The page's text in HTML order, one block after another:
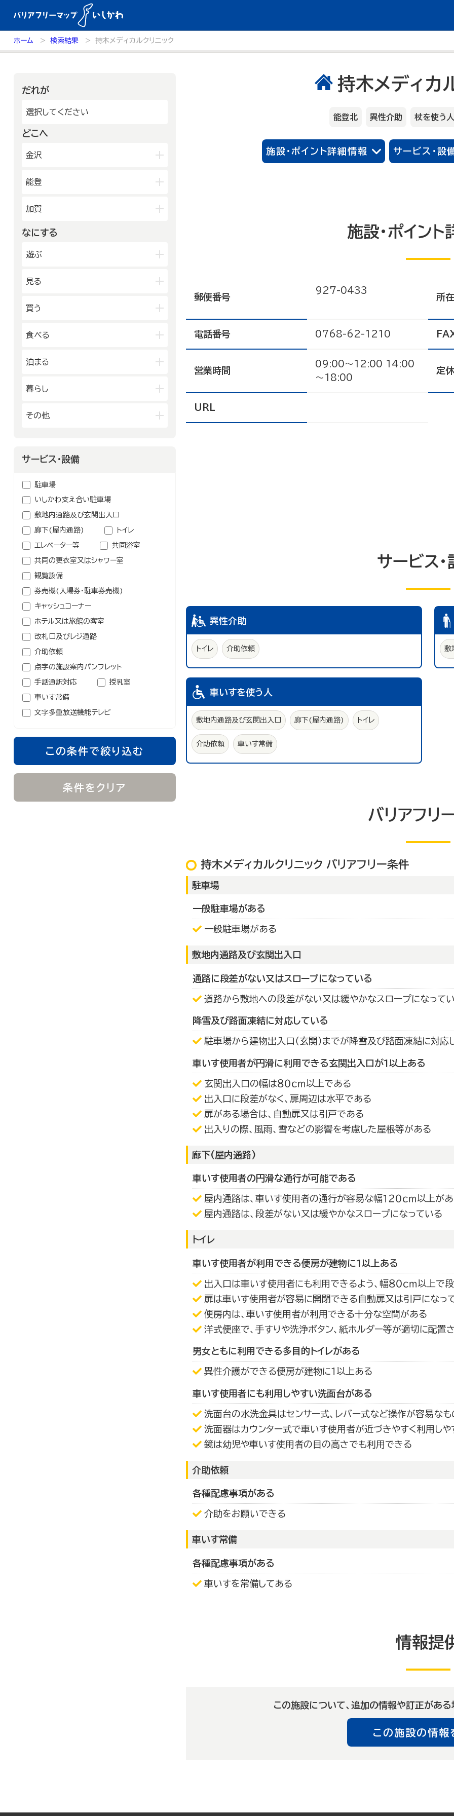
ホーム 検索結果 持木メディカルクリニック
だれが
選択してください
どこへ
金沢
兼六園・金沢城・21世紀美術館周
辺
近江町市場周辺
金沢中央
能登
輪島朝市周辺
能登中央
加賀
山代温泉
なにする
遊ぶ
公園
見る
映画館
劇場・能楽堂
買う
デパート・ショッピングセンター
スーパーマーケット・コンビニ
その他の小売業
食べる
和食
テイクアウト・デリバリー
ファミリーレストラン
泊まる
旅館
その他の宿泊関連施設
暮らし
官公庁・県市町
介護・福祉関連
公民館・集会場・会館・研修所
塾・教室・カルチャースクール
美容院・理容店
冠婚葬祭業
郵便局・郵便業
その他のサービス業
その他
鉱業
サービス・設備
駐車場
いしかわ支え合い駐車場
敷地内通路及び玄関出入口
廊下(屋内通路) トイレ
エレベーター等 共同浴室
共同の更衣室又はシャワー室
観覧設備
券売機(入場券・駐車券売機)
キャッシュコーナー
ホテル又は旅館の客室
改札口及びレジ通路
介助依頼
点字の施設案内パンフレット
手話通訳対応 授乳室
車いす常備
文字多重放送機能テレビ
この条件で絞り込む
条件をクリア
持木メディカ
能登北 異性介助 杖を使う
施設・ポイント詳細情報 サービス・設
施設・ポイン
郵便番号
927-0433
所
電話番号 0768-62-1210
営業時間
09:00～12:00 14:00
～18:00
定
URL
サービス
異性介助
トイレ 介助依頼 敷
車いすを使う人
敷地内通路及び玄関出入口 廊下(屋内通路) トイレ
介助依頼 車いす常備
バリアフリ
持木メディカルクリニック バリアフリー条件
駐車場
一般駐車場がある
一般駐車場がある
敷地内通路及び玄関出入口
通路に段差がない又はスロープになっている
道路から敷地への段差がない又は緩やかなスロープになって
降雪及び路面凍結に対応している
駐車場から建物出入口（玄関）までが降雪及び路面凍結に対応
車いす使用者が円滑に利用できる玄関出入口が１以上ある
玄関出入口の幅は８０ｃｍ以上である
出入口に段差がなく、扉周辺は水平である
扉がある場合は、自動扉又は引戸である
出入りの際、風雨、雪などの影響を考慮した屋根等がある
廊下(屋内通路)
車いす使用者の円滑な通行が可能である
屋内通路は、車いす使用者の通行が容易な幅１２０ｃｍ以上が
屋内通路は、段差がない又は緩やかなスロープになっている
トイレ
車いす使用者が利用できる便房が建物に１以上ある
出入口は車いす使用者にも利用できるよう、幅８０ｃｍ以上で
扉は車いす使用者が容易に開閉できる自動扉又は引戸になっ
便房内は、車いす使用者が利用できる十分な空間がある
洋式便座で、手すりや洗浄ボタン、紙ホルダー等が適切に配置
男女ともに利用できる多目的トイレがある
異性介護ができる便房が建物に１以上ある
車いす使用者にも利用しやすい洗面台がある
洗面台の水洗金具はセンサー式、レバー式など操作が容易な
洗面器はカウンター式で車いす使用者が近づきやすく利用しや
鏡は幼児や車いす使用者の目の高さでも利用できる
介助依頼
各種配慮事項がある
介助をお願いできる
車いす常備
各種配慮事項がある
車いすを常備してある
情報提
この施設について、追加の情報や訂正があ
この施設の情報